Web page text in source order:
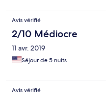
Avis vérifié
2/10 Médiocre
11 avr. 2019
Séjour de 5 nuits
Avis vérifié